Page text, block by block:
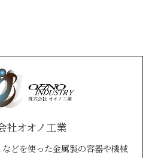
社オオノ工業
どを使った金属製の容器や機械